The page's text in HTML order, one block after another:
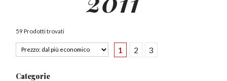
59 Prodotti trovati
1 2 3
Categorie